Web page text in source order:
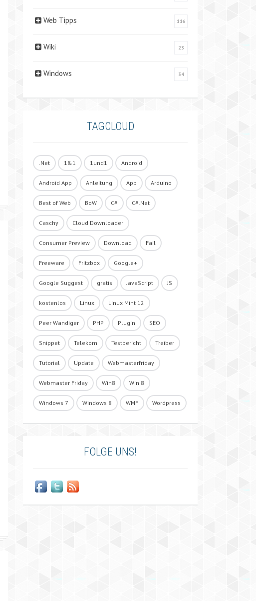
Web Tipps 116
Wiki 23
Windows 34
TAGCLOUD
.Net 1&1 1und1 Android
Android App Anleitung App Arduino
Best of Web BoW C# C#.Net
Caschy Cloud Downloader
Consumer Preview Download Fail
Freeware Fritzbox Google+
Google Suggest gratis JavaScript JS
kostenlos Linux Linux Mint 12
Peer Wandiger PHP Plugin SEO
Snippet Telekom Testbericht Treiber
Tutorial Update Webmasterfriday
Webmaster Friday Win8 Win 8
Windows 7 Windows 8 WMF Wordpress
FOLGE UNS!